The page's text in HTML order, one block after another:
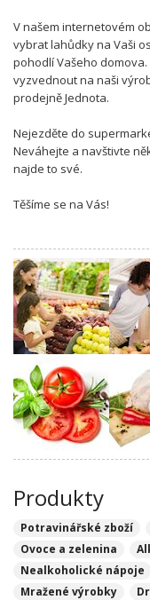
V našem internetovém
vybrat lahůdky na Vaši
pohodlí Vašeho
vyzvednout na naši
prodejně Jednota.
Nejezděte do
Neváhejte a navštivte
najde to své.
Těšíme se na Vás!
Produkty
Potravinářské zboží
Ovoce a zelenina
Nealkoholické nápoje
Mražené výrobky